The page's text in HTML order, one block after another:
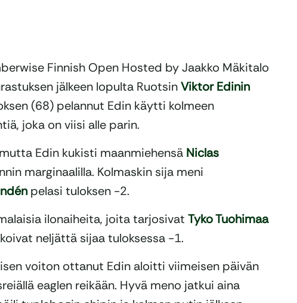
Finnish Open Hosted by Jaakko Mäkitalo
jälkeen lopulta RuotsinViktor Edinin
(68) pelannut Edin käytti kolmeen
joka on viisi alle parin.
Edin kukisti maanmiehensä Niclas
marginaalilla. Kolmaskin sija meni
pelasi tuloksen -2.
ilonaiheita, joita tarjosivat Tyko Tuohimaa
neljättä sijaa tuloksessa -1.
voiton ottanut Edin aloitti viimeisen päivän
eaglen reikään. Hyvä meno jatkui aina